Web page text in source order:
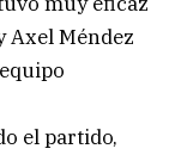
Axel Méndez
el partido,